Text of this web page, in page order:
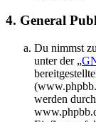
4. General
Du nimmst
unter der „
werden